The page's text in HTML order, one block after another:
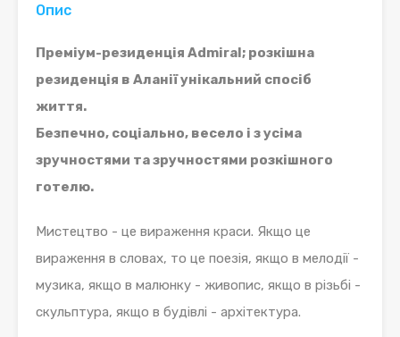
Опис
Преміум-резиденція Admiral; розкішна
резиденція в Аланіїунікальний спосіб
життя.
Безпечно, соціально, весело і з усіма
зручностями та зручностями розкішного
готелю.
Мистецтво - це вираження краси. Якщо це
вираження в словах, то це поезія, якщо в мелодії -
музика, якщо в малюнку - живопис, якщо в різьбі -
скульптура, якщо в будівлі - архітектура.